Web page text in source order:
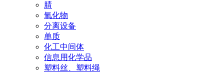
腈
氧化物
分离设备
单质
化工中间体
信息用化学品
塑料丝、塑料绳